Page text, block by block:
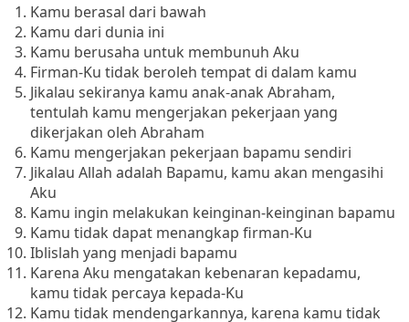
Kamu berasal dari bawah
Kamu dari dunia ini
Kamu berusaha untuk membunuh Aku
Firman-Ku tidak beroleh tempat di dalam kamu
Jikalau sekiranya kamu anak-anak Abraham,
tentulah kamu mengerjakan pekerjaan yang
dikerjakan oleh Abraham
Kamu mengerjakan pekerjaan bapamu sendiri
Jikalau Allah adalah Bapamu, kamu akan mengasihi
Aku
Kamu ingin melakukan keinginan-keinginan bapamu
Kamu tidak dapat menangkap firman-Ku
Iblislah yang menjadi bapamu
Karena Aku mengatakan kebenaran kepadamu,
kamu tidak percaya kepada-Ku
Kamu tidak mendengarkannya, karena kamu tidak